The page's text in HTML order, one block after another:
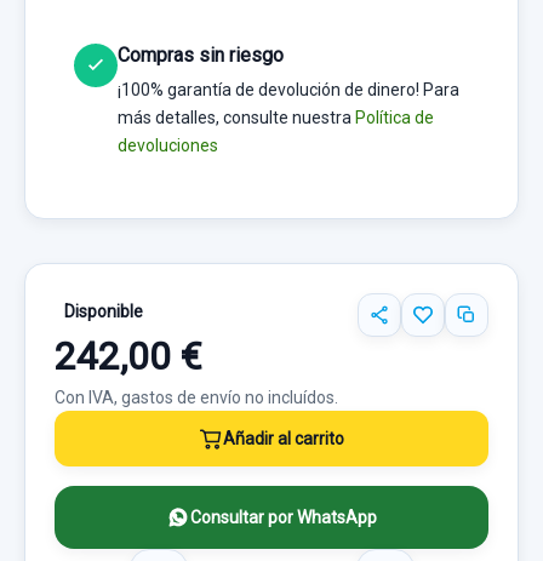
Compras sin riesgo
¡100% garantía de devolución de dinero! Para
más detalles, consulte nuestra Política de
devoluciones
Disponible
242,00 €
Con IVA, gastos de envío no incluídos.
Añadir al carrito
Consultar por WhatsApp